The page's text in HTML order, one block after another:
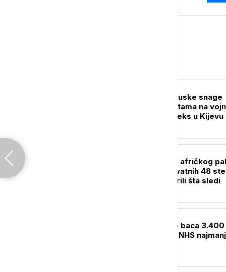
RAT U UKRAJINI Ruske snage
izvele napad raketama na
industrijski kompleks u Kijevu
Italija pod udarom afričkog
Izmereno neverovatnih 48
- meteorolozi otkrili šta sledi
Engleska godišnje baca
lekova: Trošak za NHS